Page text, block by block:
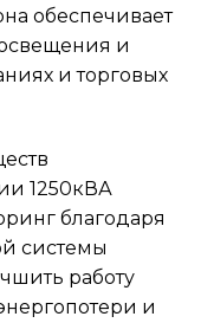
обеспечивает
и
и торговых
1250кВА
благодаря
системы
работу
и